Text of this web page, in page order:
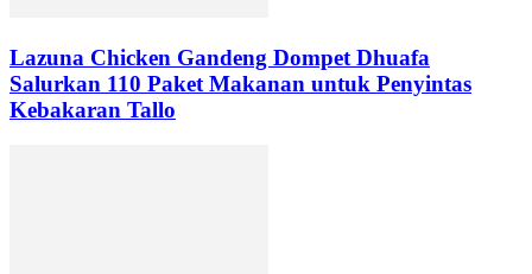
Lazuna Chicken Gandeng Dompet Dhuafa
Salurkan 110 Paket Makanan untuk Penyintas
Kebakaran Tallo